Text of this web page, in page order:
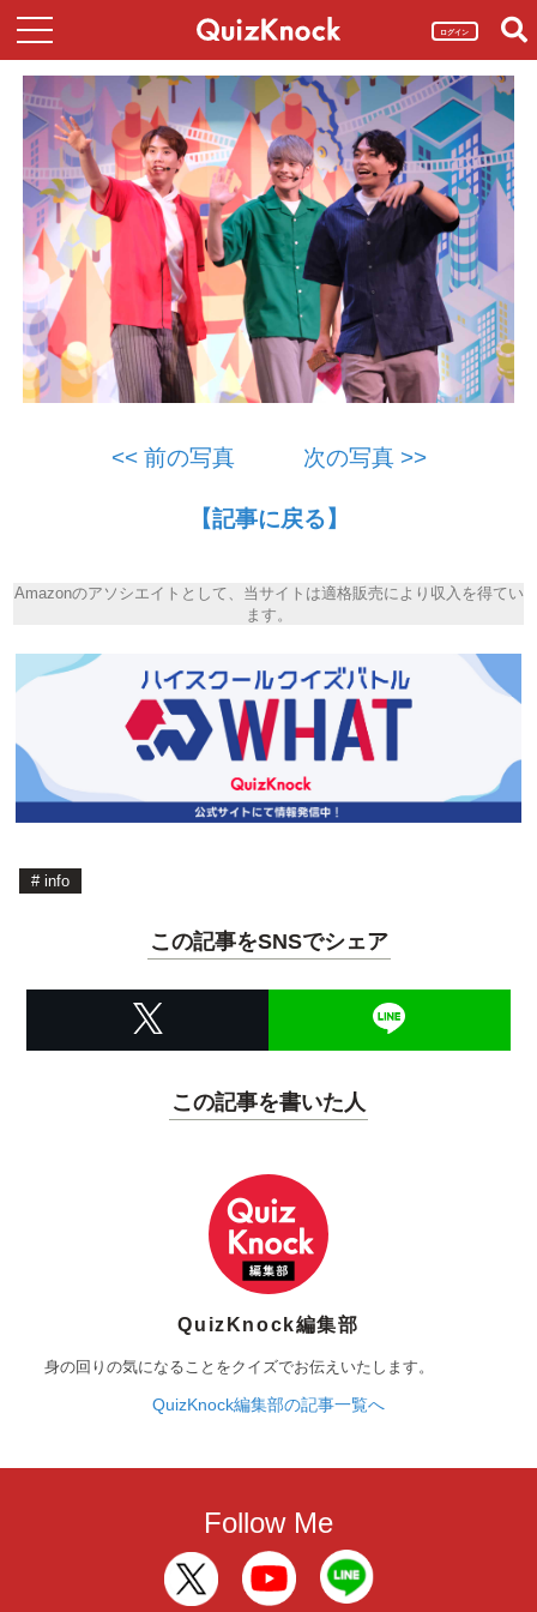
ログイン
<< 前の写真 次の写真 >>
【記事に戻る】
Amazonのアソシエイトとして、当サイトは適格販売により収入を得てい
ます。
# info
この記事をSNSでシェア
この記事を書いた人
QuizKnock編集部
身の回りの気になることをクイズでお伝えいたします。
QuizKnock編集部の記事一覧へ
Follow Me